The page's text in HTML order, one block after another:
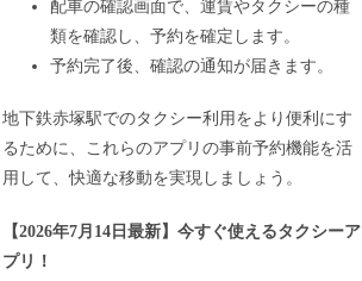
配車の確認画面で、運賃やタクシーの種
類を確認し、予約を確定します。
予約完了後、確認の通知が届きます。
地下鉄赤塚駅でのタクシー利用をより便利にす
るために、これらのアプリの事前予約機能を活
用して、快適な移動を実現しましょう。
【2026年7月14日最新】今すぐ使えるタクシーア
プリ！